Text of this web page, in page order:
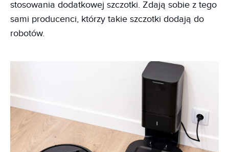
stosowania dodatkowej szczotki. Zdają sobie z tego
sami producenci, którzy takie szczotki dodają do
robotów.